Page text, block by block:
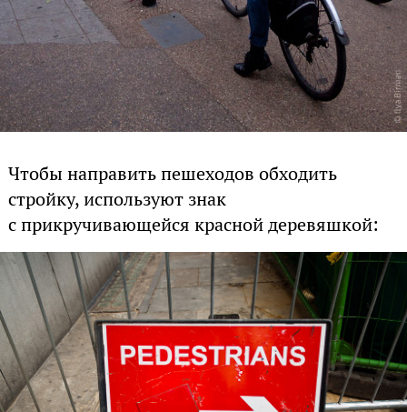
Чтобы направить пешеходов обходить
стройку, используют знак
с прикручивающейся красной деревяшкой: